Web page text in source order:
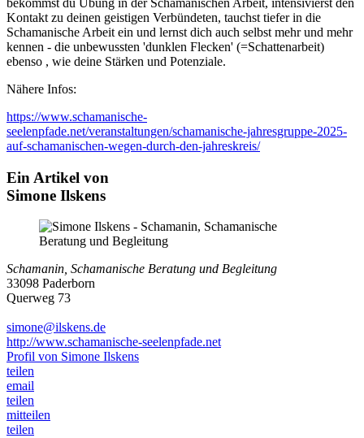
Kontakt zu deinen geistigen Verbündeten, tauchst tiefer in die
Schamanische Arbeit ein und lernst dich auch selbst mehr und mehr
kennen - die unbewussten 'dunklen Flecken' (=Schattenarbeit)
ebenso , wie deine Stärken und Potenziale.
Nähere Infos:
https://www.schamanische-
seelenpfade.net/veranstaltungen/schamanische-jahresgruppe-2025-
auf-schamanischen-wegen-durch-den-jahreskreis/
Ein Artikel von
Simone Ilskens
Schamanin, Schamanische Beratung und Begleitung
33098 Paderborn
Querweg 73
simone@ilskens.de
http://www.schamanische-seelenpfade.net
Profil von Simone Ilskens
teilen
email
teilen
mitteilen
teilen